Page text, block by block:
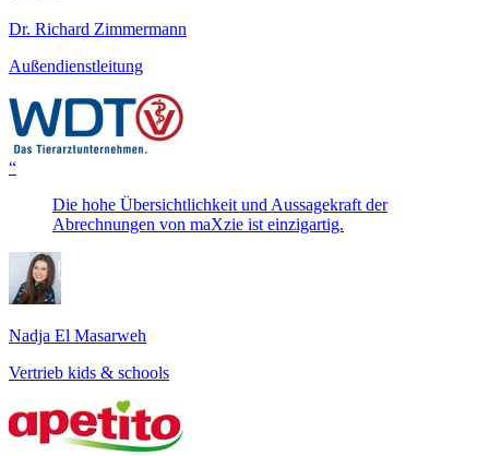
Dr. Richard Zimmermann
Außendienstleitung
“
Die hohe Übersichtlichkeit und Aussagekraft der
Abrechnungen von maXzie ist einzigartig.
Nadja El Masarweh
Vertrieb kids & schools